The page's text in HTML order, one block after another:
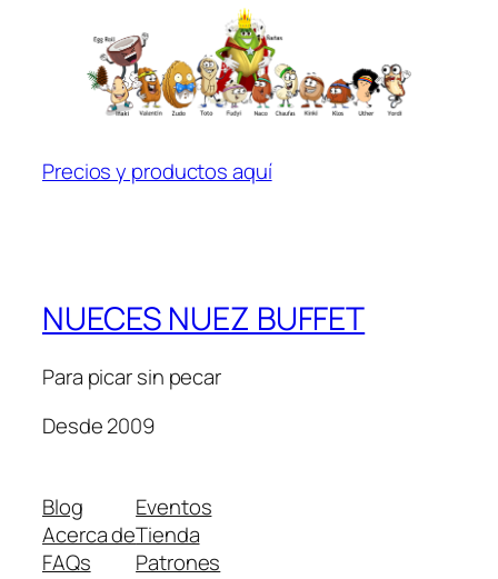
Precios y productos aquí
NUECES NUEZ BUFFET
Para picar sin pecar
Desde 2009
Blog
Acerca de
FAQs
Eventos
Tienda
Patrones